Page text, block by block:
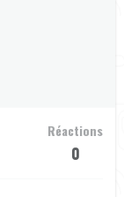
Réactions
0